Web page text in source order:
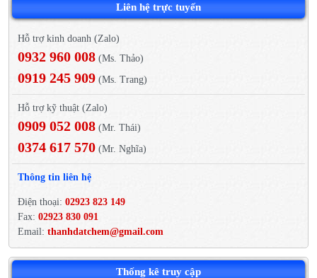
Liên hệ trực tuyến
Hỗ trợ kinh doanh (Zalo)
0932 960 008 (Ms. Thảo)
0919 245 909 (Ms. Trang)
Hỗ trợ kỹ thuật (Zalo)
0909 052 008 (Mr. Thái)
0374 617 570 (Mr. Nghĩa)
Thông tin liên hệ
Điện thoại: 02923 823 149
Fax: 02923 830 091
Email: thanhdatchem@gmail.com
Thống kê truy cập